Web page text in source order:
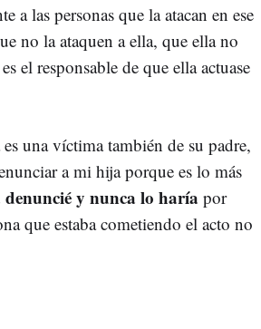
a las personas que la atacan en ese
no la ataquen a ella, que ella no
el responsable de que ella actuase
una víctima también de su padre,
a mi hija porque es lo más
denuncié y nunca lo haría por
que estaba cometiendo el acto no